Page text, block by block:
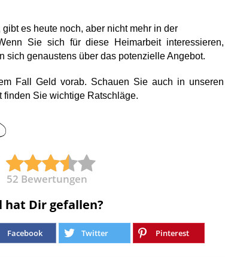
es heute noch, aber nicht mehr in der
Sie sich für diese Heimarbeit interessieren,
sich genaustens über das potenzielle Angebot.
Fall Geld vorab. Schauen Sie auch in unseren
Sie wichtige Ratschläge.
52 Bewertungen
hat Dir gefallen?
Facebook Twitter Pinterest
Heimarbeit ohne PC: Die besten